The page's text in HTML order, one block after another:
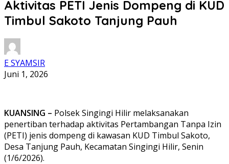
Aktivitas PETI Jenis Dompeng di KUD
Timbul Sakoto Tanjung Pauh
E SYAMSIR
Juni 1, 2026
KUANSING – Polsek Singingi Hilir melaksanakan
penertiban terhadap aktivitas Pertambangan Tanpa Izin
(PETI) jenis dompeng di kawasan KUD Timbul Sakoto,
Desa Tanjung Pauh, Kecamatan Singingi Hilir, Senin
(1/6/2026).